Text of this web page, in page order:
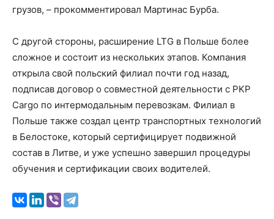
грузов, – прокомментировал Мартинас Бурба.
С другой стороны, расширение LTG в Польше более
сложное и состоит из нескольких этапов. Компания
открыла свой польский филиал почти год назад,
подписав договор о совместной деятельности с PKP
Cargo по интермодальным перевозкам. Филиал в
Польше также создал центр транспортных технологий
в Белостоке, который сертифицирует подвижной
состав в Литве, и уже успешно завершил процедуры
обучения и сертификации своих водителей.